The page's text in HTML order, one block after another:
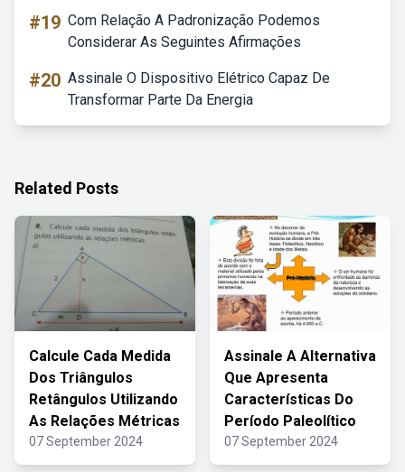
#19 Com Relação A Padronização Podemos
Considerar As Seguintes Afirmações
#20 Assinale O Dispositivo Elétrico Capaz De
Transformar Parte Da Energia
Related Posts
Calcule Cada Medida
Dos Triângulos
Retângulos Utilizando
As Relações Métricas
07 September 2024
Assinale A Alternativa
Que Apresenta
Características Do
Período Paleolítico
07 September 2024